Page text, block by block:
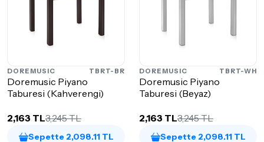
DOREMUSIC TBRT-BR
Doremusic Piyano
Taburesi (Kahverengi)
2,163 TL3,245 TL
Sepette 2,098.11 TL
DOREMUSIC TBRT-WH
Doremusic Piyano
Taburesi (Beyaz)
2,163 TL3,245 TL
Sepette 2,098.11 TL